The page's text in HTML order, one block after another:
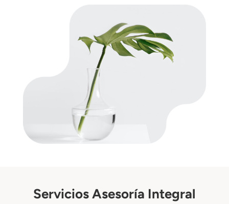
Servicios Asesoría Integral